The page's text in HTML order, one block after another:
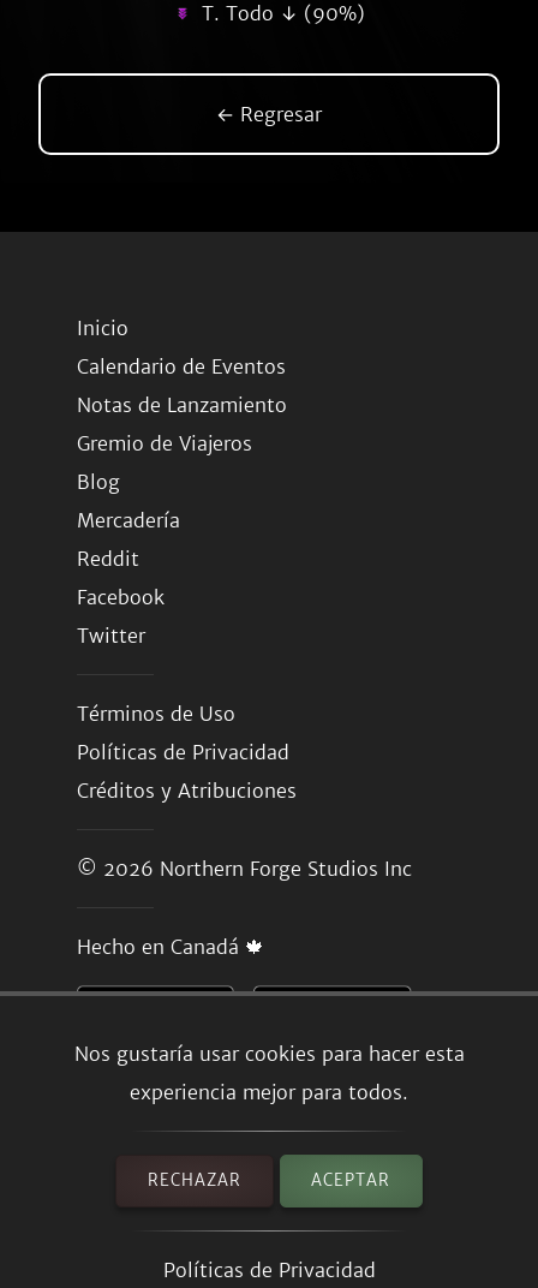
Nos gustaría usar cookies para hacer esta
experiencia mejor para todos.
RECHAZAR ACEPTAR
Políticas de Privacidad
T. Todo ↓ (90%)
← Regresar
Inicio
Calendario de Eventos
Notas de Lanzamiento
Gremio de Viajeros
Blog
Mercadería
Reddit
Facebook
Twitter
Términos de Uso
Políticas de Privacidad
Créditos y Atribuciones
© 2026 Northern Forge Studios Inc
Hecho en Canadá 🍁